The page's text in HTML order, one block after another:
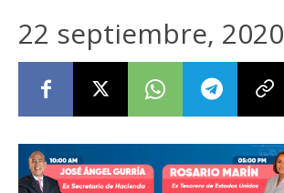
22 septiembre, 2020